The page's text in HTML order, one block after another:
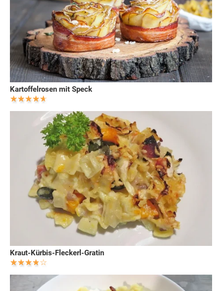
Kartoffelrosen mit Speck
Kraut-Kürbis-Fleckerl-Gratin